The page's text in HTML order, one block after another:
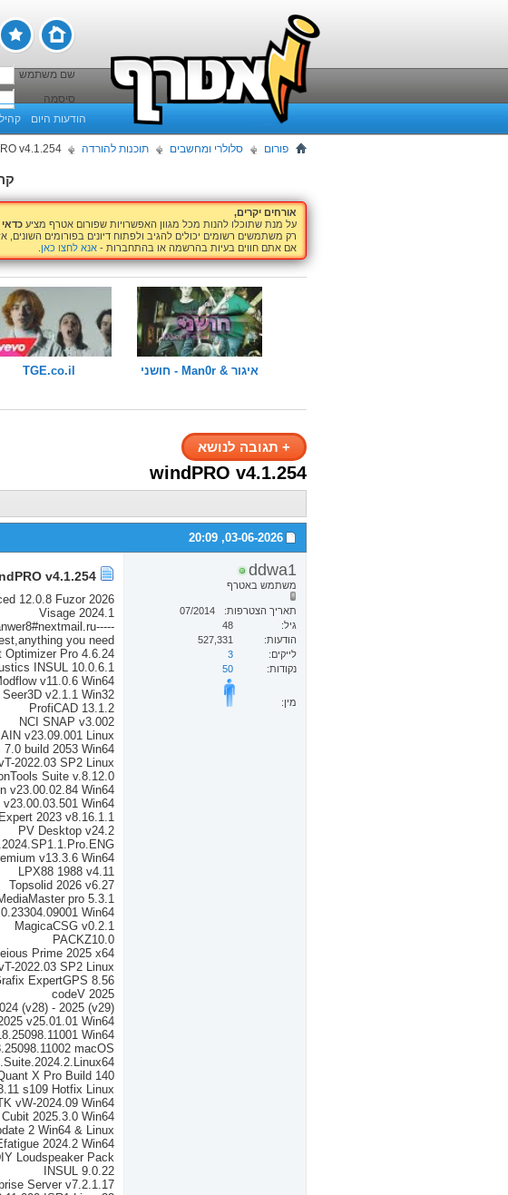
שם משתמש
סיסמה
הודעות היום
פורום סלולרי ומחשבים תוכנות להורדה v4.1.254
אורחים יקרים,
על מנת שתוכלו להנות מכל מגוון האפשרויות שפורום אטרף מציע
רק משתמשים רשומים יכולים להגיב ולפתוח דיונים בפורומים
אם אתם חווים בעיות בהרשמה או בהתחברות - אנא לחצו כאן
איגור & Man0r - חושני TGE.co.il
+ תגובה לנושא
windPRO v4.1.254
03-06-2026,
20:09
ddwa1
משתמש באטרף
תאריך הצטרפות
07/2014
גיל
48
הודעות
527,331
לייקים
3
נקודות
50
מין:
12.0.8 Fuzor 2026
Visage 2024.1
-----anwer8#nextmail.ru-----
you need-----
Optimizer Pro 4.6.24
INSUL 10.0.6.1
v11.0.6 Win64
v2.1.1 Win32
ProfiCAD 13.1.2
NCI SNAP v3.002
v23.09.001 Linux
build 2053 Win64
2022.03 SP2 Linux
Suite v.8.12.0
v23.00.02.84 Win64
Win64
2023 v8.16.1.1
PV Desktop v24.2
v13.3.6 Win64
LPX88 1988 v4.11
Topsolid 2026 v6.27
pro 5.3.1
Win64
MagicaCSG v0.2.1
PACKZ10.0
Prime 2025 x64
2022.03 SP2 Linux
ExpertGPS 8.56
codeV 2025
(v28) - 2025 (v29)
v25.01.01 Win64
Win64
macOS
X Pro Build 140
s109 Hotfix Linux
vW-2024.09 Win64
2025.3.0 Win64
2 Win64 & Linux
2024.2 Win64
Loudspeaker Pack
INSUL 9.0.22
Server v7.2.1.17